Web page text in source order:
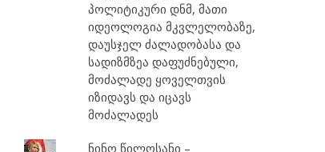
პოლიტიკური დნმ, მათი
იდეოლოგია მკვლელობაზე,
დაუსჯელ ძალადობასა და
სადიზმზეა დაფუძნებული,
მოძალადე ყოველთვის
იზიდავს და იცავს
მოძალადეს
ნინო წილოსანი –